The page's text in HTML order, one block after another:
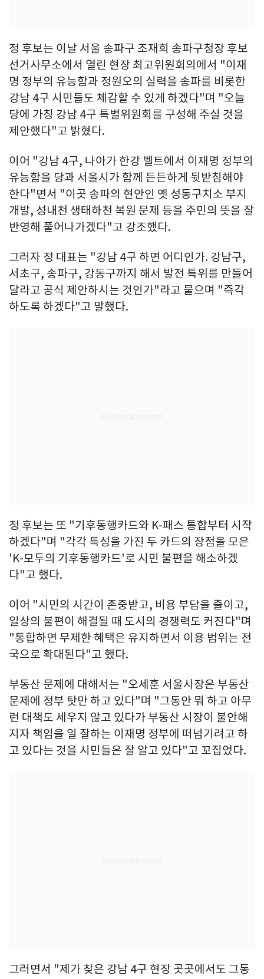
정 후보는 이날 서울 송파구 조재희 송파구청장 후보
선거사무소에서 열린 현장 최고위원회의에서 "이재
명 정부의 유능함과 정원오의 실력을 송파를 비롯한
강남 4구 시민들도 체감할 수 있게 하겠다"며 "오늘
당에 가칭 강남 4구 특별위원회를 구성해 주실 것을
제안했다"고 밝혔다.
이어 "강남 4구, 나아가 한강 벨트에서 이재명 정부의
유능함을 당과 서울시가 함께 든든하게 뒷받침해야
한다"면서 "이곳 송파의 현안인 옛 성동구치소 부지
개발, 성내천 생태하천 복원 문제 등을 주민의 뜻을 잘
반영해 풀어나가겠다"고 강조했다.
그러자 정 대표는 "강남 4구 하면 어디인가. 강남구,
서초구, 송파구, 강동구까지 해서 발전 특위를 만들어
달라고 공식 제안하시는 것인가"라고 물으며 "즉각
하도록 하겠다"고 말했다.
정 후보는 또 "기후동행카드와 K-패스 통합부터 시작
하겠다"며 "각각 특성을 가진 두 카드의 장점을 모은
'K-모두의 기후동행카드'로 시민 불편을 해소하겠
다"고 했다.
이어 "시민의 시간이 존중받고, 비용 부담을 줄이고,
일상의 불편이 해결될 때 도시의 경쟁력도 커진다"며
"통합하면 무제한 혜택은 유지하면서 이용 범위는 전
국으로 확대된다"고 했다.
부동산 문제에 대해서는 "오세훈 서울시장은 부동산
문제에 정부 탓만 하고 있다"며 "그동안 뭐 하고 아무
런 대책도 세우지 않고 있다가 부동산 시장이 불안해
지자 책임을 일 잘하는 이재명 정부에 떠넘기려고 하
고 있다는 것을 시민들은 잘 알고 있다"고 꼬집었다.
그러면서 "제가 찾은 강남 4구 현장 곳곳에서도 그동